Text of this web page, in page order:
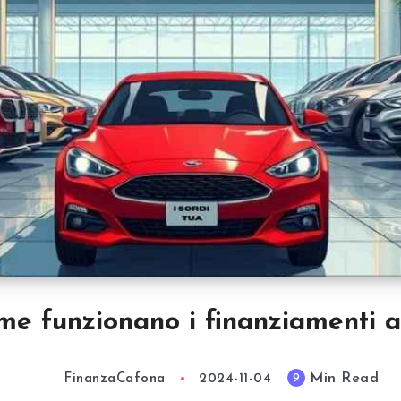
funzionano i finanziamenti
FinanzaCafona 2024-11-04 9 Min Read